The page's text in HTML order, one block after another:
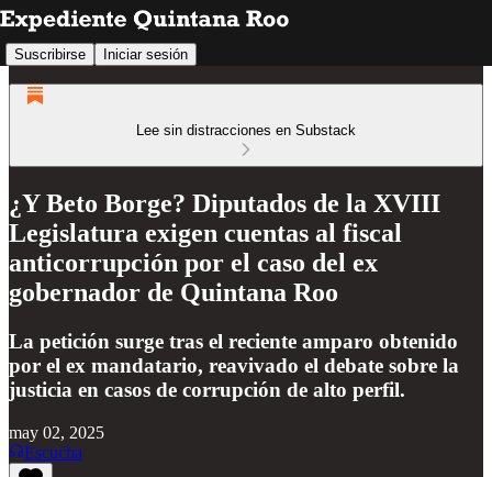
Suscribirse Iniciar sesión
Lee sin distracciones en Substack
¿Y Beto Borge? Diputados de la XVIII
Legislatura exigen cuentas al fiscal
anticorrupción por el caso del ex
gobernador de Quintana Roo
La petición surge tras el reciente amparo obtenido
por el ex mandatario, reavivado el debate sobre la
justicia en casos de corrupción de alto perfil.
may 02, 2025
Escucha